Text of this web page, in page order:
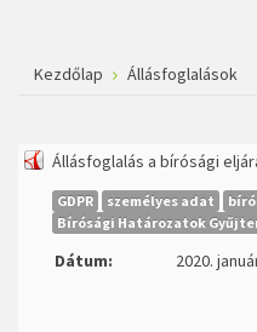
Kezdőlap Állásfoglalások
Állásfoglalás a bírósági
GDPR személyes adat
Bírósági Határozatok
Dátum:
2020.